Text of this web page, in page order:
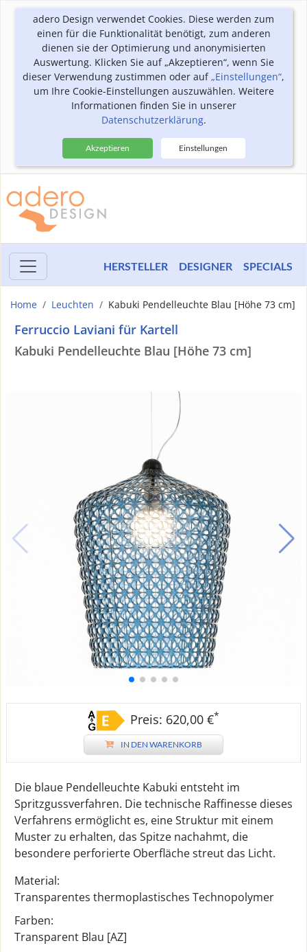
adero Design verwendet Cookies. Diese werden zum
einen für die Funktionalität benötigt, zum anderen
dienen sie der Optimierung und anonymisierten
Auswertung. Klicken Sie auf „Akzeptieren“, wenn Sie
dieser Verwendung zustimmen oder auf„Einstellungen“,
um Ihre Cookie-Einstellungen auszuwählen. Weitere
Informationen finden Sie in unserer
Datenschutzerklärung.
Akzeptieren Einstellungen
HERSTELLER DESIGNER SPECIALS
Home Leuchten Kabuki Pendelleuchte Blau [Höhe 73 cm]
Ferruccio Laviani für Kartell
Kabuki Pendelleuchte Blau [Höhe 73 cm]
Preis: 620,00 €*
IN DEN WARENKORB
Die blaue Pendelleuchte Kabuki entsteht im
Spritzgussverfahren. Die technische Raffinesse dieses
Verfahrens ermöglicht es, eine Struktur mit einem
Muster zu erhalten, das Spitze nachahmt, die
besondere perforierte Oberfläche streut das Licht.
Material:
Transparentes thermoplastisches Technopolymer
Farben:
Transparent Blau [AZ]